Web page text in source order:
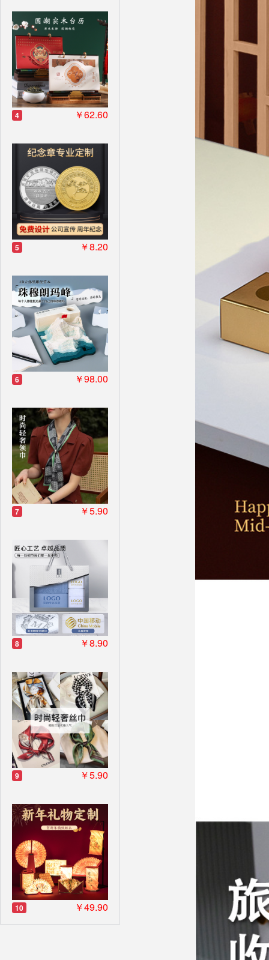
4 ￥62.60
5 ￥8.20
6 ￥98.00
7 ￥5.90
8 ￥8.90
9 ￥5.90
10 ￥49.90